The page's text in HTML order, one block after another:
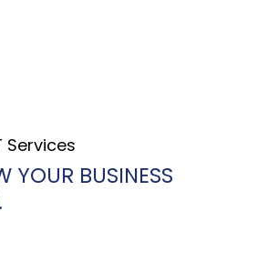
Services
YOUR BUSINESS